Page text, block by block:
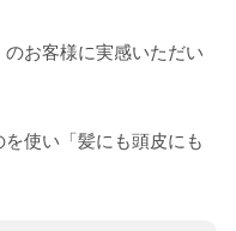
のお客様に実感いただい
使い「髪にも頭皮にも